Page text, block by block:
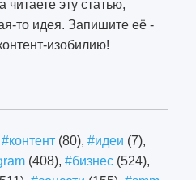
читаете эту статью,
то идея. Запишите её -
изобилию!
#контент (80), #идеи (7),
(408), #бизнес (524),